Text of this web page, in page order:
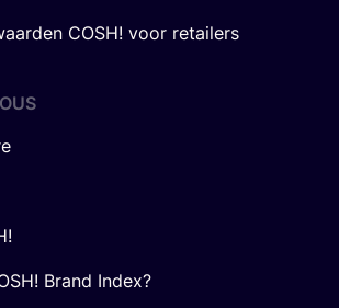
COSH! voor retailers
Brand Index?